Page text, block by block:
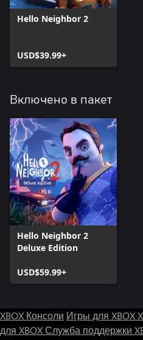
Hello Neighbor 2
USD$39.99+
Включено в пакет
Hello Neighbor 2
Deluxe Edition
USD$59.99+
XBOX Консоли Игры для XBOX
для XBOXСлужба поддержки